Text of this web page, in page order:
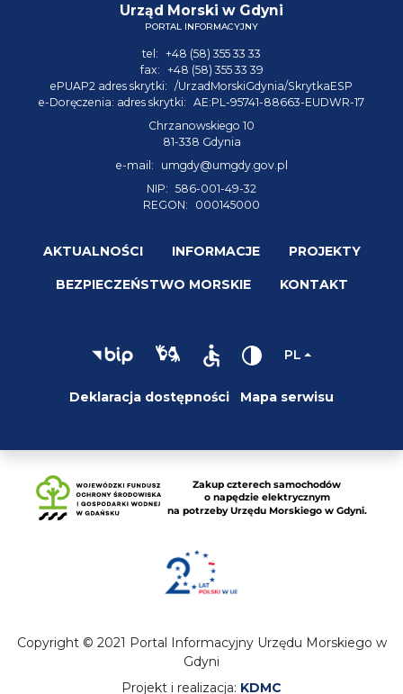
Urząd Morski w Gdyni
PORTAL INFORMACYJNY
tel: +48 (58) 355 33 33
fax: +48 (58) 355 33 39
ePUAP2 adres skrytki: /UrzadMorskiGdynia/SkrytkaESP
e-Doręczenia: adres skrytki: AE:PL-95741-88663-EUDWR-17
Chrzanowskiego 10
81-338 Gdynia
e-mail:
umgdy@umgdy.gov.pl
NIP: 586-001-49-32
REGON:
000145000
AKTUALNOŚCI INFORMACJE PROJEKTY
BEZPIECZEŃSTWO MORSKIE KONTAKT
PL
Deklaracja dostępności Mapa serwisu
Copyright © 2021 Portal Informacyjny Urzędu Morskiego w
Gdyni
Projekt i realizacja: KDMC